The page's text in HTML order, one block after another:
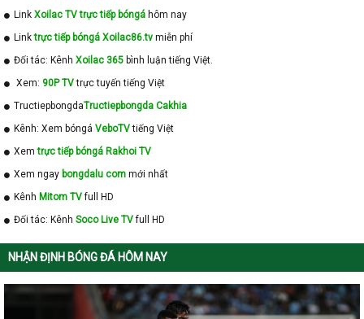
Link Xoilac TV trực tiếp bóngá hôm nay
Linktrực tiếp bóngá Xoilac86.tv miễn phí
Đối tác: Kênh Xoilac 365 bình luận tiếng Việt.
Xem: 90P TVtrực tuyến tiếng Việt
TructiepbongdaTructiepbongda Cakhia
Kênh: Xem bóngá VeboTVtiếng Việt
Xemtrực tiếp bóngá Rakhoi TV
Xem ngay bongdalu com mới nhất
Kênh Mitom TVfull HD
Đối tác: Kênh Soco Live TVfull HD
NHẬN ĐỊNH BÓNG ĐÁ HÔM NAY